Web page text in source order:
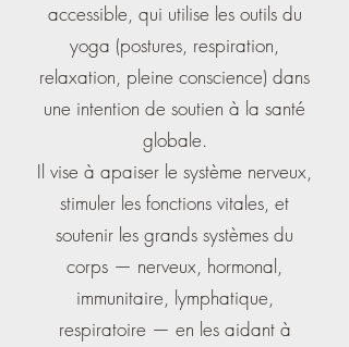
accessible, qui utilise les outils du
yoga (postures, respiration,
relaxation, pleine conscience) dans
une intention de soutien à la santé
globale.
Il vise à apaiser le système nerveux,
stimuler les fonctions vitales, et
soutenir les grands systèmes du
corps — nerveux, hormonal,
immunitaire, lymphatique,
respiratoire — en les aidant à